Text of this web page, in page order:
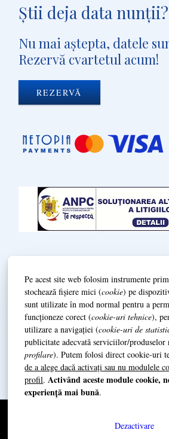
Ştii deja data nunţii?
Nu mai aştepta, datele
Rezervă cvartetul acum!
REZERVĂ
Politică de Confidenționalitate
ivrare și prestarea
Date de identificare /
Grazioso Music SRL
Pe acest site web folosim instrumente
stochează fișiere mici (cookie) pe
sunt utilizate în mod normal pentru a
funcționeze corect (cookie-uri tehnice),
utilizare a navigației (cookie-uri de
publicitate adecvată serviciilor/produselor
profilare). Putem folosi direct cookie-uri
de a alege dacă activați sau nu modulele
profil.Activând aceste module cookie,
experiență mai bună.
Dezactivare